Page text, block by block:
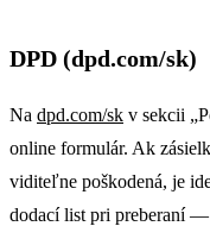
DPD (dpd.com/sk)
Na dpd.com/sk v sekcii
online formulár. Ak
viditeľne poškodená, je
dodací list pri preberaní